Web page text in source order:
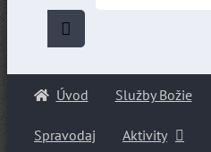
Úvod Služby Božie
Spravodaj Aktivity